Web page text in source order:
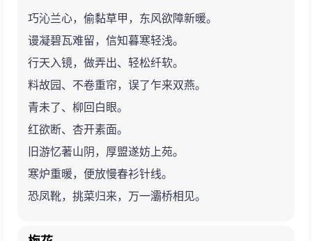
巧沁兰心，偷黏草甲，东风欲障新暖。
谩凝碧瓦难留，信知暮寒轻浅。
行天入镜，做弄出、轻松纤软。
料故园、不卷重帘，误了乍来双燕。
青未了、柳回白眼。
红欲断、杏开素面。
旧游忆著山阴，厚盟遂妨上苑。
寒炉重暖，便放慢春衫针线。
恐凤靴，挑菜归来，万一灞桥相见。